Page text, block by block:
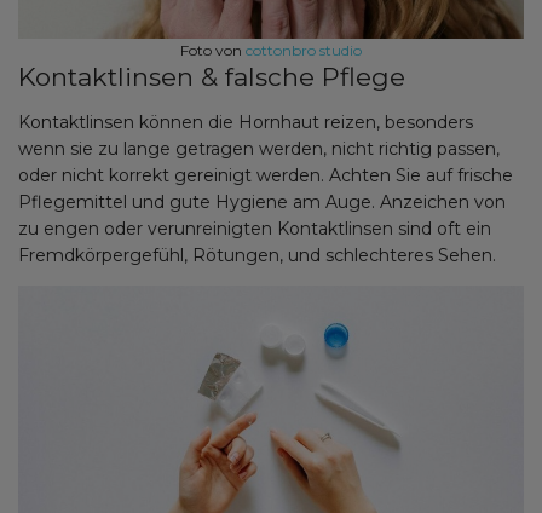
Foto von cottonbro studio
Kontaktlinsen & falsche Pflege
Kontaktlinsen können die Hornhaut reizen, besonders
wenn sie zu lange getragen werden, nicht richtig passen,
oder nicht korrekt gereinigt werden. Achten Sie auf frische
Pflegemittel und gute Hygiene am Auge. Anzeichen von
zu engen oder verunreinigten Kontaktlinsen sind oft ein
Fremdkörpergefühl, Rötungen, und schlechteres Sehen.